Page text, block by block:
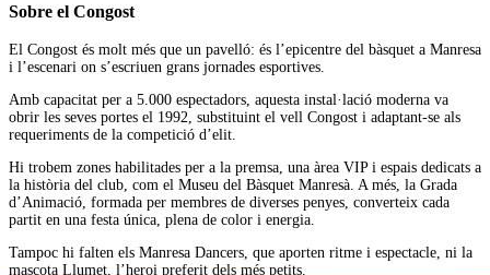
Sobre el Congost
El Congost és molt més que un pavelló: és l’epicentre del bàsquet a Manresa
i l’escenari on s’escriuen grans jornades esportives.
Amb capacitat per a 5.000 espectadors, aquesta instal·lació moderna va
obrir les seves portes el 1992, substituint el vell Congost i adaptant-se als
requeriments de la competició d’elit.
Hi trobem zones habilitades per a la premsa, una àrea VIP i espais dedicats a
la història del club, com el Museu del Bàsquet Manresà. A més, la Grada
d’Animació, formada per membres de diverses penyes, converteix cada
partit en una festa única, plena de color i energia.
Tampoc hi falten els Manresa Dancers, que aporten ritme i espectacle, ni la
mascota Llumet, l’heroi preferit dels més petits.